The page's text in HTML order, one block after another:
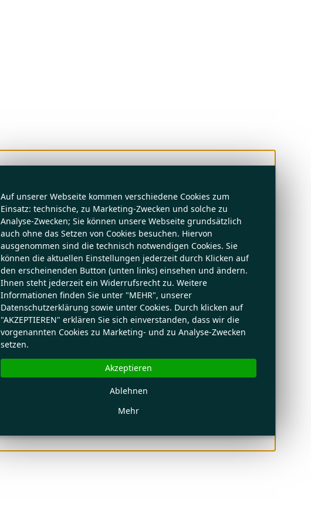
Auf unserer Webseite kommen verschiedene Cookies zum
Einsatz: technische, zu Marketing-Zwecken und solche zu
Analyse-Zwecken; Sie können unsere Webseite grundsätzlich
auch ohne das Setzen von Cookies besuchen. Hiervon
ausgenommen sind die technisch notwendigen Cookies. Sie
können die aktuellen Einstellungen jederzeit durch Klicken auf
den erscheinenden Button (unten links) einsehen und ändern.
Ihnen steht jederzeit ein Widerrufsrecht zu. Weitere
Informationen finden Sie unter "MEHR", unserer
Datenschutzerklärung sowie unter Cookies. Durch klicken auf
"AKZEPTIEREN" erklären Sie sich einverstanden, dass wir die
vorgenannten Cookies zu Marketing- und zu Analyse-Zwecken
setzen.
Mehr
Ablehnen
Akzeptieren